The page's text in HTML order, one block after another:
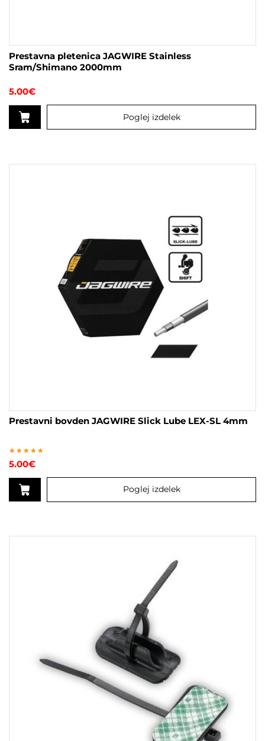
Prestavna pletenica JAGWIRE Stainless
Sram/Shimano 2000mm
5.00€
Poglej izdelek
Prestavni bovden JAGWIRE Slick Lube LEX-SL 4mm
Ocenjeno
5
5.00€
Poglej izdelek